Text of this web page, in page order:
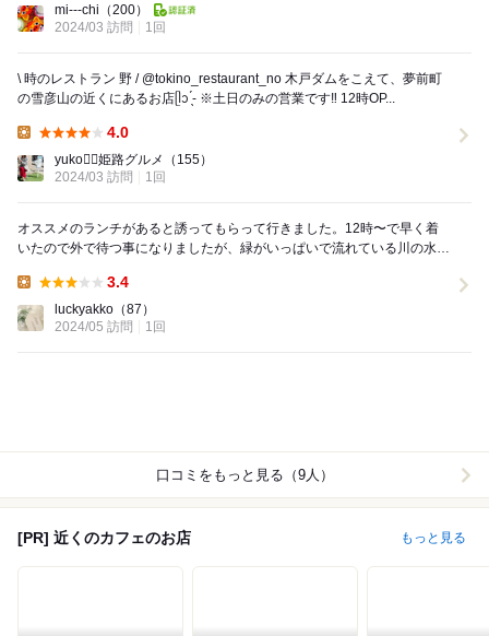
mi---chi （200）
2024/03 訪問
1回
\ 時のレストラン 野 / @tokino_restaurant_no 木戸ダムをこえて、夢前町
の雪彦山の近くにあるお店ᥫᩣ ̖́- ※土日のみの営業です‼️ 12時OP...
4.0
yuko❁⃘姫路グルメ
（155）
2024/03 訪問
1回
オススメのランチがあると誘ってもらって行きました。12時〜で早く着
いたので外で待つ事になりましたが、緑がいっぱいで流れている川の水な
3.4
luckyakko （87）
2024/05 訪問
1回
口コミをもっと見る（9人）
[PR] 近くのカフェのお店 もっと見る